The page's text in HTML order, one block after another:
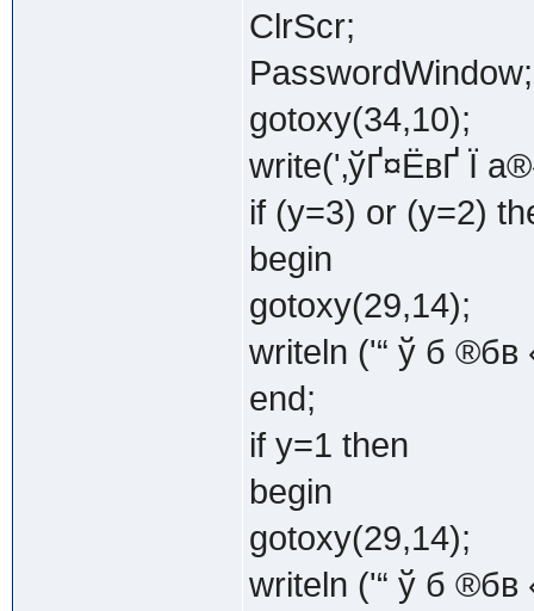
ClrScr;
PasswordWindow;
gotoxy(34,10);
write('‚ўҐ¤ЁвҐ Ї
if (y=3) or (y=2)
begin
gotoxy(29,14);
writeln ('“ ў б
end;
if y=1 then
begin
gotoxy(29,14);
writeln ('“ ў б ®бв